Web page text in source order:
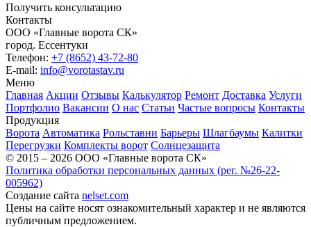
Получить консультацию
Контакты
ООО «Главные ворота СК»
город. Ессентуки
Телефон: +7 (8652) 43-72-80
E-mail: info@vorotastav.ru
Меню
Главная Акции Отзывы Калькулятор Ремонт Доставка Услуги
Портфолио Вакансии О нас Статьи Частые вопросы Контакты
Продукция
Ворота Автоматика Рольставни Барьеры Шлагбаумы Калитки
Перегрузки Комплекты ворот Солнцезащита
© 2015 – 2026 ООО «Главные ворота СК»
Политика обработки персональных данных (рег. №26-22-
005962)
Создание сайта nelset.com
Цены на сайте носят ознакомительный характер и не являются
публичным предложением.